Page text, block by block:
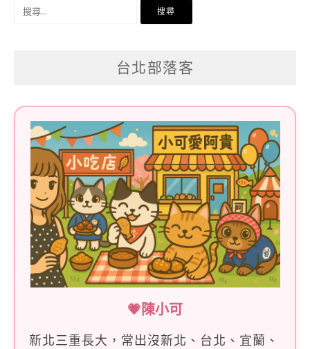
搜
台北部落客
💗陳小可
新北三重長大，常出沒新北、台北、宜蘭、